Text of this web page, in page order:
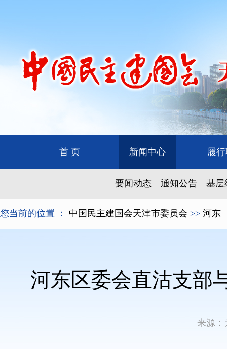
首 页 新闻中心 履
要闻动态 通知公告 基层
您当前的位置 ： 中国民主建国会天津市委员会 >> 河东
河东区委会直沽支部
来源